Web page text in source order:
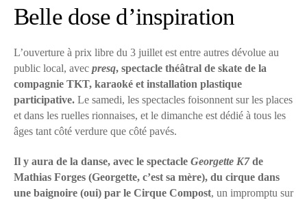
Belle dose d’inspiration
L’ouverture à prix libre du 3 juillet est entre autres dévolue au
public local, avec presq, spectacle théâtral de skate de la
compagnie TKT, karaoké et installation plastique
participative. Le samedi, les spectacles foisonnent sur les places
et dans les ruelles rionnaises, et le dimanche est dédié à tous les
âges tant côté verdure que côté pavés.
Il y aura de la danse, avec le spectacle Georgette K7de
Mathias Forges (Georgette, c’est sa mère), du cirque dans
une baignoire (oui) par le Cirque Compost, un impromptu sur